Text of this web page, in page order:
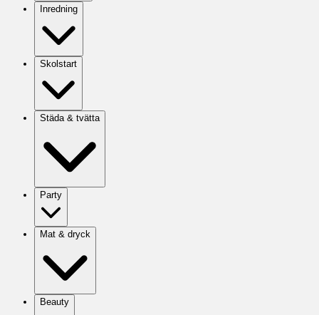
Inredning
Skolstart
Städa & tvätta
Party
Mat & dryck
Beauty